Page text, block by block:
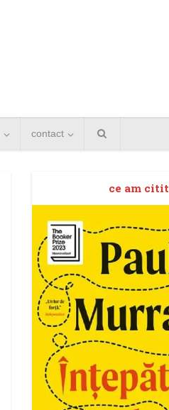
contact
ce am citit